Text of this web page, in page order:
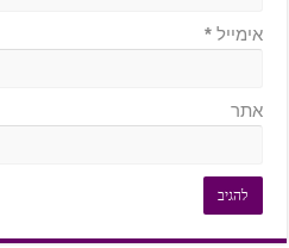
אימייל *
אתר